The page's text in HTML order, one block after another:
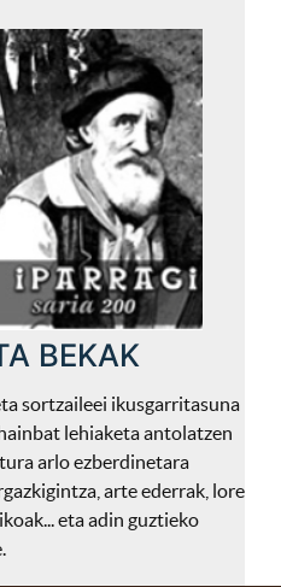
BEKAK
sortzaileei ikusgarritasuna
lehiaketa antolatzen
arlo ezberdinetara
arte ederrak, lore
eta adin guztieko